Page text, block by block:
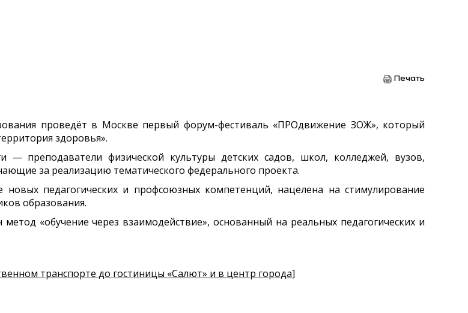
Печать
проведёт в Москве первый форум-фестиваль «ПРОдвижение ЗОЖ», который
здоровья».
— преподаватели физической культуры детских садов, школ, колледжей, вузов,
за реализацию тематического федерального проекта.
педагогических и профсоюзных компетенций, нацелена на стимулирование
образования.
«обучение через взаимодействие», основанный на реальных педагогических и
транспорте до гостиницы «Салют» и в центр города]